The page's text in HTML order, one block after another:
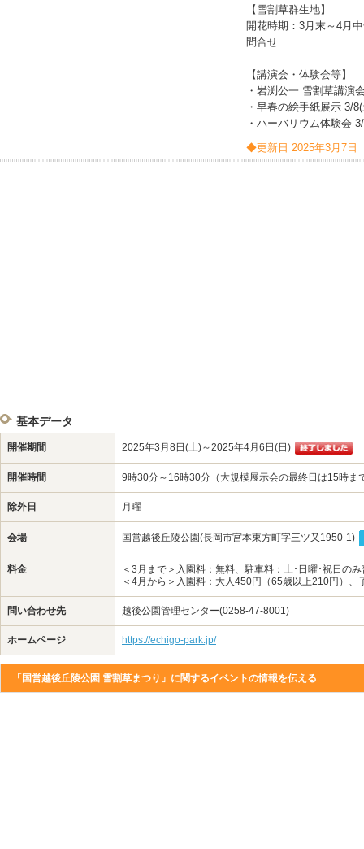
【雪割草群生地】
開花時期：3月末～4月
問合せ
【講演会・体験会等】
・岩渕公一 雪割草講演
・早春の絵手紙展示 3/
・ハーバリウム体験会
◆更新日 2025年3月7日
基本データ
開催期間 2025年3月8日(土)～2025年4月6日(日)
開催時間 9時30分～16時30分（大規模展示会の最終日は15時ま
除外日 月曜
会場 国営越後丘陵公園(長岡市宮本東方町字三ツ又1950-1)
料金
＜3月まで＞入園料：無料、駐車料：土･日曜･祝日の
＜4月から＞入園料：大人450円（65歳以上210円）
問い合わせ先 越後公園管理センター(0258-47-8001)
ホームページ https://echigo-park.jp/
「国営越後丘陵公園 雪割草まつり」に関するイベントの情報を伝える